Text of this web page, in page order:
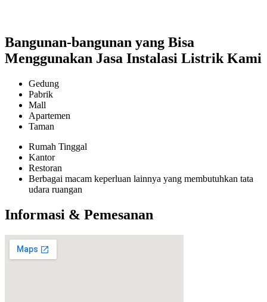
Bangunan-bangunan yang Bisa
Menggunakan Jasa Instalasi Listrik Kami
Gedung
Pabrik
Mall
Apartemen
Taman
Rumah Tinggal
Kantor
Restoran
Berbagai macam keperluan lainnya yang membutuhkan tata
udara ruangan
Informasi & Pemesanan